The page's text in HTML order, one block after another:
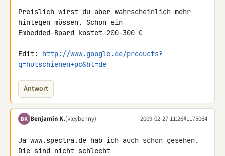
Preislich wirst du aber wahrscheinlich mehr
hinlegen müssen. Schon ein
Embedded-Board kostet 200-300 €
Edit: http://www.google.de/products?
q=hutschienen+pc&hl=de
Antwort
BK Benjamin K.(kleybenny) 2009-02-27 11:26#1175064
Ja www.spectra.de hab ich auch schon gesehen.
Die sind nicht schlecht